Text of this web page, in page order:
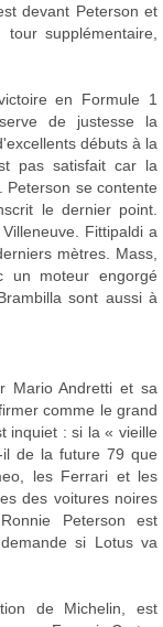
devant Peterson et
supplémentaire,
en Formule 1
de justesse la
débuts à la
pas satisfait car la
Peterson se contente
le dernier point.
Fittipaldi a
mètres. Mass,
un moteur engorgé
sont aussi à
Mario Andretti et sa
comme le grand
inquiet : si la « vieille
de la future 79 que
les Ferrari et les
des voitures noires
Peterson est
si Lotus va
de Michelin, est